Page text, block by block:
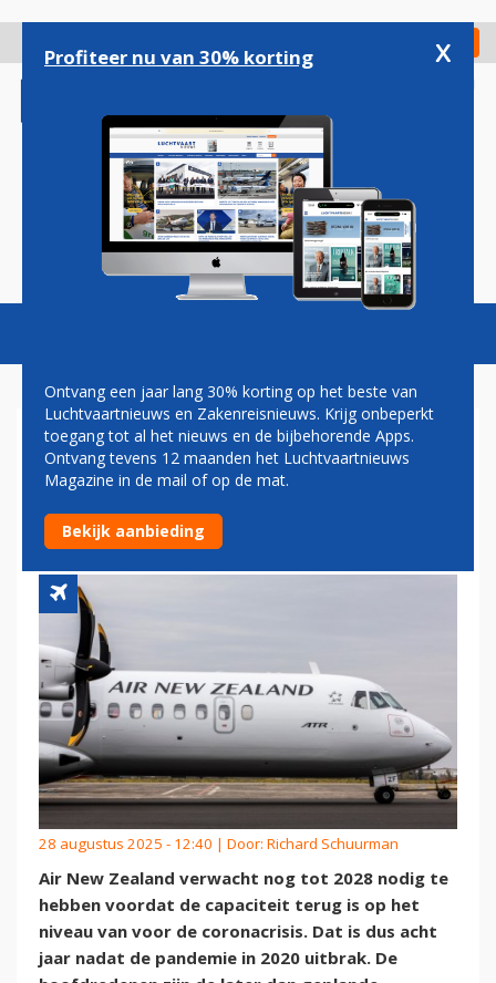
gaan
Check in
Magazine Podcasts Vacatures
AIR NEW ZEALAND PAS IN
2028 TERUG OP NIVEAU VAN
VOOR CORONA
28 augustus 2025 - 12:40 | Door: Richard Schuurman
Air New Zealand verwacht nog tot 2028 nodig te
hebben voordat de capaciteit terug is op het
niveau van voor de coronacrisis. Dat is dus acht
jaar nadat de pandemie in 2020 uitbrak. De
Profiteer nu van 30% korting x
Ontvang een jaar lang 30% korting op het beste van
Luchtvaartnieuws en Zakenreisnieuws. Krijg onbeperkt
toegang tot al het nieuws en de bijbehorende Apps.
Ontvang tevens 12 maanden het Luchtvaartnieuws
Magazine in de mail of op de mat.
Bekijk aanbieding